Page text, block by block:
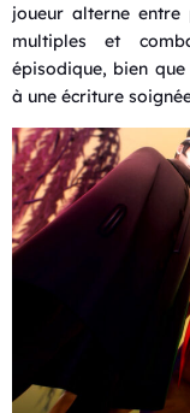
joueur alterne entre
multiples et
épisodique, bien
à une écriture